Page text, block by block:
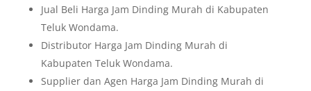
Jual Beli Harga Jam Dinding Murah di Kabupaten
Teluk Wondama.
Distributor Harga Jam Dinding Murah di
Kabupaten Teluk Wondama.
Supplier dan Agen Harga Jam Dinding Murah di